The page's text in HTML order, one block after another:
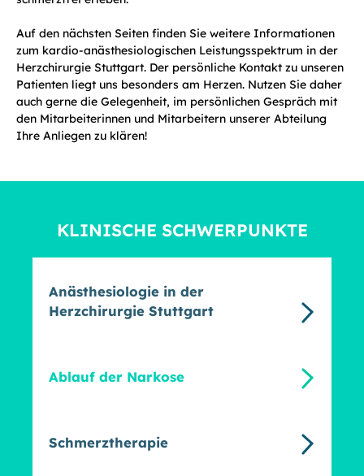
Auf den nächsten Seiten finden Sie weitere Informationen
zum kardio-anästhesiologischen Leistungsspektrum in der
Herzchirurgie Stuttgart. Der persönliche Kontakt zu unseren
Patienten liegt uns besonders am Herzen. Nutzen Sie daher
auch gerne die Gelegenheit, im persönlichen Gespräch mit
den Mitarbeiterinnen und Mitarbeitern unserer Abteilung
Ihre Anliegen zu klären!
KLINISCHE SCHWERPUNKTE
Anästhesiologie in der
Herzchirurgie Stuttgart
Ablauf der Narkose
Schmerztherapie